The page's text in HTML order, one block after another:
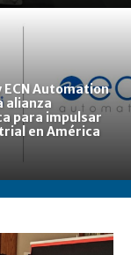
ECN Automation
alianza
para impulsar
en América